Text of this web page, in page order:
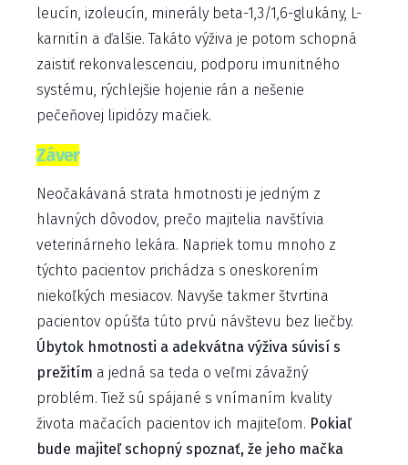
leucín, izoleucín, minerály beta-1,3/1,6-glukány, L-
karnitín a ďalšie. Takáto výživa je potom schopná
zaistiť rekonvalescenciu, podporu imunitného
systému, rýchlejšie hojenie rán a riešenie
pečeňovej lipidózy mačiek.
Záver
Neočakávaná strata hmotnosti je jedným z
hlavných dôvodov, prečo majitelia navštívia
veterinárneho lekára. Napriek tomu mnoho z
týchto pacientov prichádza s oneskorením
niekoľkých mesiacov. Navyše takmer štvrtina
pacientov opúšťa túto prvú návštevu bez liečby.
Úbytok hmotnosti a adekvátna výživa súvisí s
prežitím a jedná sa teda o veľmi závažný
problém. Tiež sú spájané s vnímaním kvality
života mačacích pacientov ich majiteľom. Pokiaľ
bude majiteľ schopný spoznať, že jeho mačka